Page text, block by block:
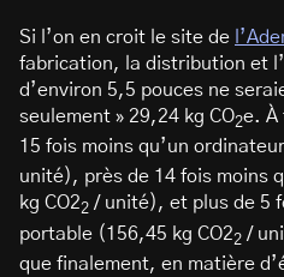
Si l’on en croit le site de
fabrication, la distribution et
d’environ 5,5 pouces ne
seulement » 29,24 kg CO2e. À
15 fois moins qu’un
unité), près de 14 fois moins
kg CO22 / unité), et plus de 5
portable (156,45 kg CO22 /
que finalement, en matière